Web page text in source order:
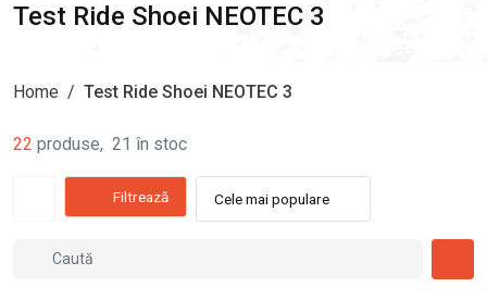
Test Ride Shoei NEOTEC 3
Home / Test Ride Shoei NEOTEC 3
22 produse, 21 în stoc
Filtrează Cele mai populare